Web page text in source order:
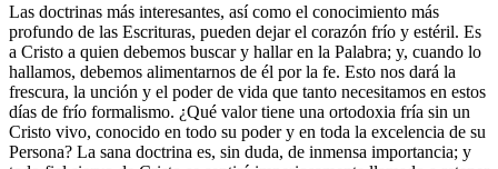
Las doctrinas más interesantes, así como el conocimiento más
profundo de las Escrituras, pueden dejar el corazón frío y estéril. Es
a Cristo a quien debemos buscar y hallar en la Palabra; y, cuando lo
hallamos, debemos alimentarnos de él por la fe. Esto nos dará la
frescura, la unción y el poder de vida que tanto necesitamos en estos
días de frío formalismo. ¿Qué valor tiene una ortodoxia fría sin un
Cristo vivo, conocido en todo su poder y en toda la excelencia de su
Persona? La sana doctrina es, sin duda, de inmensa importancia; y